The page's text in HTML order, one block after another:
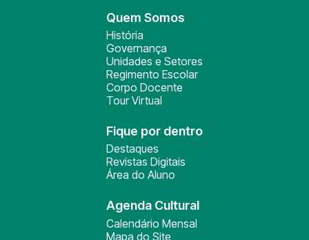
Quem Somos
História
Governança
Unidades e Setores
Regimento Escolar
Corpo Docente
Tour Virtual
Fique por dentro
Destaques
Revistas Digitais
Área do Aluno
Agenda Cultural
Calendário Mensal
Mapa do Site